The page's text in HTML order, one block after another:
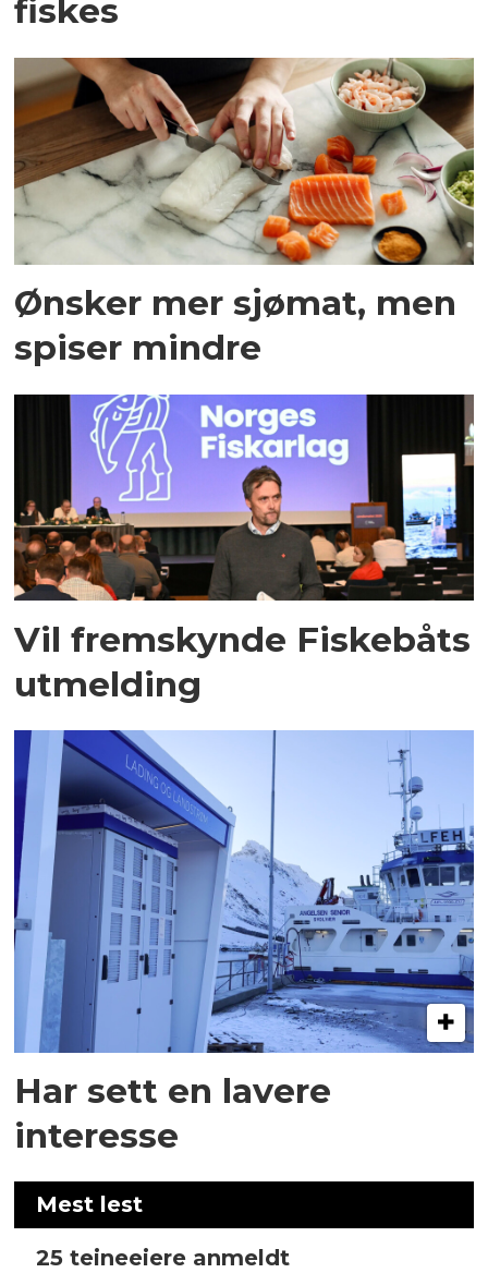
fiskes
Ønsker mer sjømat, men
spiser mindre
Vil fremskynde Fiskebåts
utmelding
Har sett en lavere
interesse
Mest lest
25 teineeiere anmeldt